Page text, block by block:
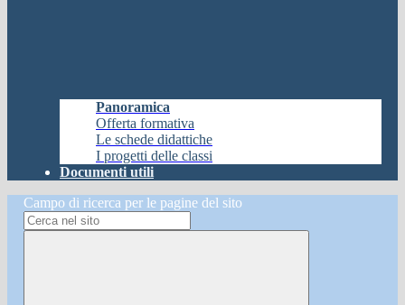
Panoramica
Offerta formativa
Le schede didattiche
I progetti delle classi
Documenti utili
Campo di ricerca per le pagine del sito